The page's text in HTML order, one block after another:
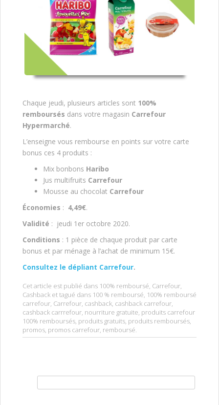
Chaque jeudi, plusieurs articles sont 100%
remboursés dans votre magasin Carrefour
Hypermarché.
L’enseigne vous rembourse en points sur votre carte
bonus ces 4 produits :
Mix bonbons Haribo
Jus multifruits Carrefour
Mousse au chocolat Carrefour
Économies : 4,49€.
Validité : jeudi 1er octobre 2020.
Conditions : 1 pièce de chaque produit par carte
bonus et par ménage à l’achat de minimum 15€.
Consultez le dépliant Carrefour.
Cet article est publié dans 100% remboursé, Carrefour,
Cashback et tagué dans 100 % remboursé, 100% remboursé
carrefour, Carrefour, cashback, cashback carrefour,
cashback carrrefour, nourriture gratuite, produits carrefour
100% remboursés, produits gratuits, produits remboursés,
promos, promos carrefour, remboursé.